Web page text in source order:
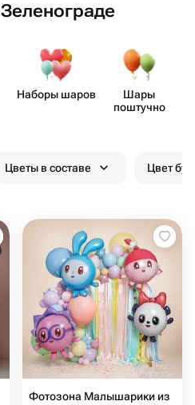
Наборы шаров
Шары
поштучно
Цветы в составе Цвет
Фотозона Малышарики из